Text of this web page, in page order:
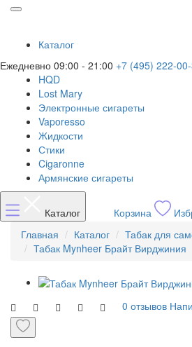
Каталог
Ежедневно 09:00 - 21:00 +7 (495) 222-
HQD
Lost Mary
Электронные сигареты
Vaporesso
Жидкости
Стики
Cigaronne
Армянские сигареты
Каталог Корзина
Главная
Каталог Табак для
Табак Mynheer Брайт Вирджиния
0 отзывов